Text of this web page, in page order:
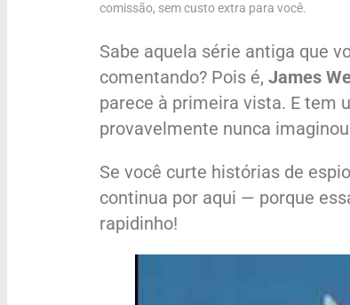
comissão, sem custo extra para você.
Sabe aquela série antiga que
comentando? Pois é, James
parece à primeira vista. E tem
provavelmente nunca
Se você curte histórias de
continua por aqui — porque
rapidinho!